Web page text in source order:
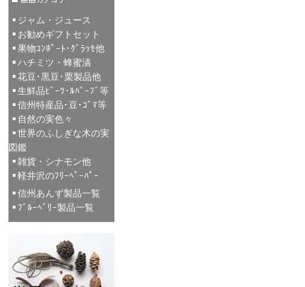
ジャム・ジュース
お勧めギフトセット
果物ｺﾝﾎﾟｰﾄ･ｸﾞﾗｯｾ他
ハチミツ・蜂蜜漬
花豆･黒豆･栗製品他
生鮮品ﾋﾞｰﾂ･ﾙﾊﾞｰﾌﾞ等
信州特産品･豆･ｺﾞﾏ等
自然の実色々
世界のふしぎな木の実
図鑑
雑貨・シナモン他
軽井沢のﾌﾘｰﾍﾟｰﾊﾟｰ
信州あんず製品一覧
ﾌﾞﾙｰﾍﾞﾘｰ製品一覧